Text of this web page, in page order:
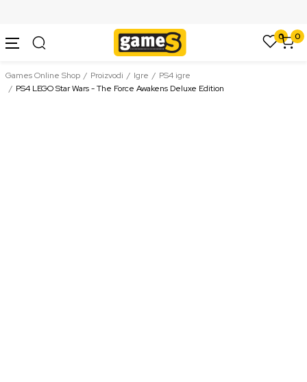
0 0
Games Online Shop Proizvodi Igre
PS4 igre
PS4 LEGO Star Wars - The Force Awakens Deluxe Edition